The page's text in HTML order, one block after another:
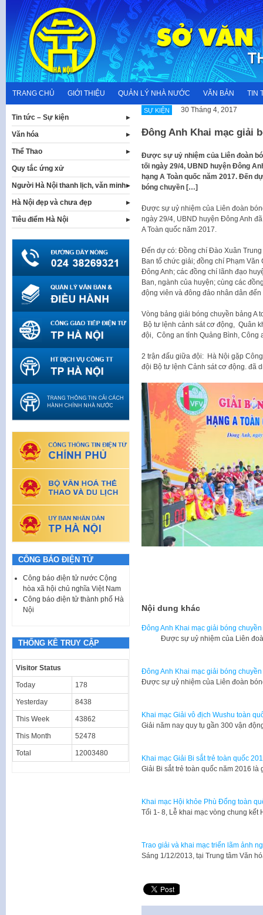
content
TRANG CHỦ GIỚI THIỆU QUẢN LÝ NHÀ NƯỚC VĂN BẢN TIN
SỰ KIỆN 30 Tháng 4, 2017
Đông Anh Khai mạc giải
Được sự uỷ nhiệm của Liên đoàn
tối ngày 29/4, UBND huyện Đông
hạng A Toàn quốc năm 2017. Đến
bóng chuyền […]
Được sự uỷ nhiệm của Liên đoàn
ngày 29/4, UBND huyện Đông Anh
A Toàn quốc năm 2017.
Đến dự có: Đồng chí Đào Xuân
Ban tổ chức giải; đồng chí Phạm
Đông Anh; các đồng chí lãnh đạo
Ban, ngành của huyện; cùng các
động viên và đông đảo nhân dân
Vòng bảng giải bóng chuyền bảng A
Bộ tư lệnh cảnh sát cơ động, Quân
đội, Công an tỉnh Quảng Bình, Công
2 trận đấu giữa đội: Hà Nội gặp
đội Bộ tư lệnh Cảnh sát cơ động. đã
Nội dung khác
Đông Anh Khai mạc giải bóng chuyền
Được sự uỷ nhiệm của Liên
Đông Anh Khai mạc giải bóng
Được sự uỷ nhiệm của Liên đoàn
Khai mạc Giải vô địch Wushu toàn
Giải năm nay quy tụ gần 300 vận
Khai mạc Giải Bi sắt trẻ toàn quốc
Giải Bi sắt trẻ toàn quốc năm 2016
Khai mạc Hội khỏe Phù Đổng toàn
Tối 1- 8, Lễ khai mạc vòng chung
Trao giải và khai mạc triển lãm ảnh
​Sáng 1/12/2013, tại Trung tâm Văn
Tin tức – Sự kiện
Văn hóa
Thể Thao
Quy tắc ứng xử
Người Hà Nội thanh lịch, văn minh
Hà Nội đẹp và chưa đẹp
Tiêu điểm Hà Nội
CÔNG BÁO ĐIỆN TỬ
Công báo điện tử nước Cộng
hòa xã hội chủ nghĩa Việt Nam
Công báo điện tử thành phố Hà
Nội
THỐNG KÊ TRUY CẬP
Visitor Status
Today 178
Yesterday 8438
This Week 43862
This Month 52478
Total 12003480